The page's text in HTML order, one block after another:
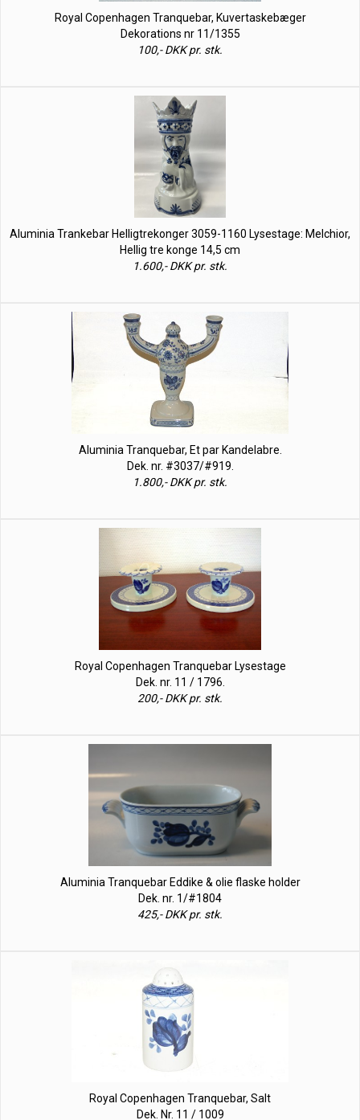
Royal Copenhagen Tranquebar, Kuvertaskebæger
Dekorations nr 11/1355
100,- DKK pr. stk.
Aluminia Trankebar Helligtrekonger 3059-1160 Lysestage: Melchior,
Hellig tre konge 14,5 cm
1.600,- DKK pr. stk.
Aluminia Tranquebar, Et par Kandelabre.
Dek. nr. #3037/#919.
1.800,- DKK pr. stk.
Royal Copenhagen Tranquebar Lysestage
Dek. nr. 11 / 1796.
200,- DKK pr. stk.
Aluminia Tranquebar Eddike & olie flaske holder
Dek. nr. 1/#1804
425,- DKK pr. stk.
Royal Copenhagen Tranquebar, Salt
Dek. Nr. 11 / 1009